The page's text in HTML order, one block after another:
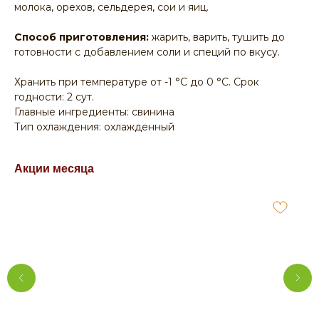
молока, орехов, сельдерея, сои и яиц.
Способ приготовления: жарить, варить, тушить до
готовности с добавлением соли и специй по вкусу.
Хранить при температуре от -1 °С до 0 °С. Срок
годности: 2 сут.
Главные ингредиенты: свинина
Тип охлаждения: охлажденный
Акции месяца